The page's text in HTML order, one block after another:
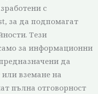
с
за да подпомагат
Тези
за информационни
да
вземане на
пълна отговорност